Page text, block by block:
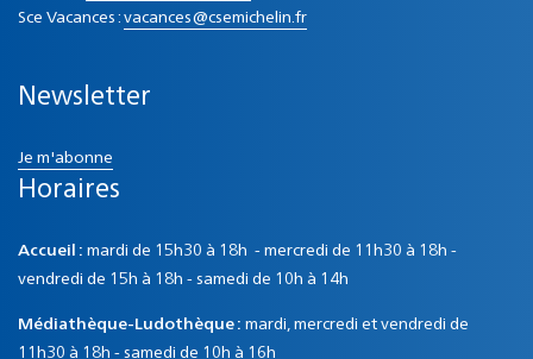
Sce Vacances : vacances@csemichelin.fr
Newsletter
Je m'abonne
Horaires
Accueil : mardi de 15h30 à 18h - mercredi de 11h30 à 18h -
vendredi de 15h à 18h - samedi de 10h à 14h
Médiathèque-Ludothèque : mardi, mercredi et vendredi de
11h30 à 18h - samedi de 10h à 16h